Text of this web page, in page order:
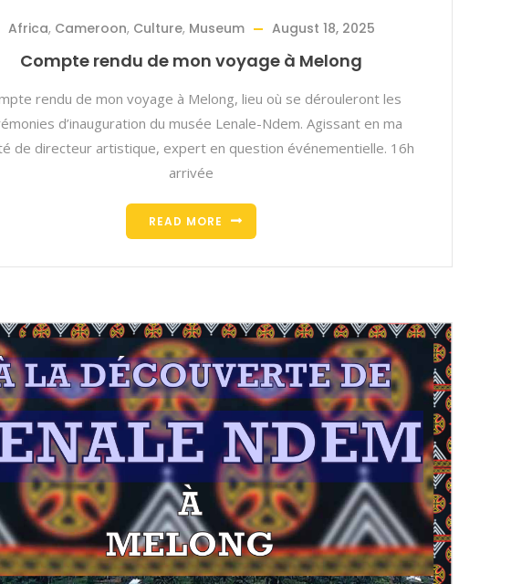
Africa, Cameroon, Culture, Museum August 18, 2025
Compte rendu de mon voyage à Melong
rendu de mon voyage à Melong, lieu où se dérouleront les
d’inauguration du musée Lenale-Ndem. Agissant en ma
de directeur artistique, expert en question événementielle. 16h
arrivée
READ MORE